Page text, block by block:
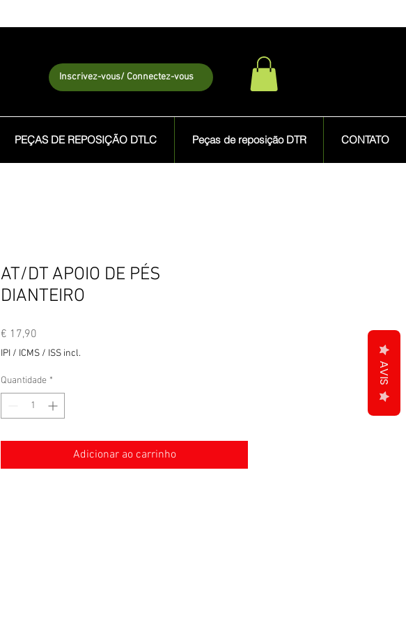
Inscrivez-vous/ Connectez-vous
PEÇAS DE REPOSIÇÃO DTLC Peças de reposição DTR CONTATO
AT/DT APOIO DE PÉS
DIANTEIRO
€ 17,90
IPI / ICMS / ISS incl.
Quantidade *
Adicionar ao carrinho
AVIS